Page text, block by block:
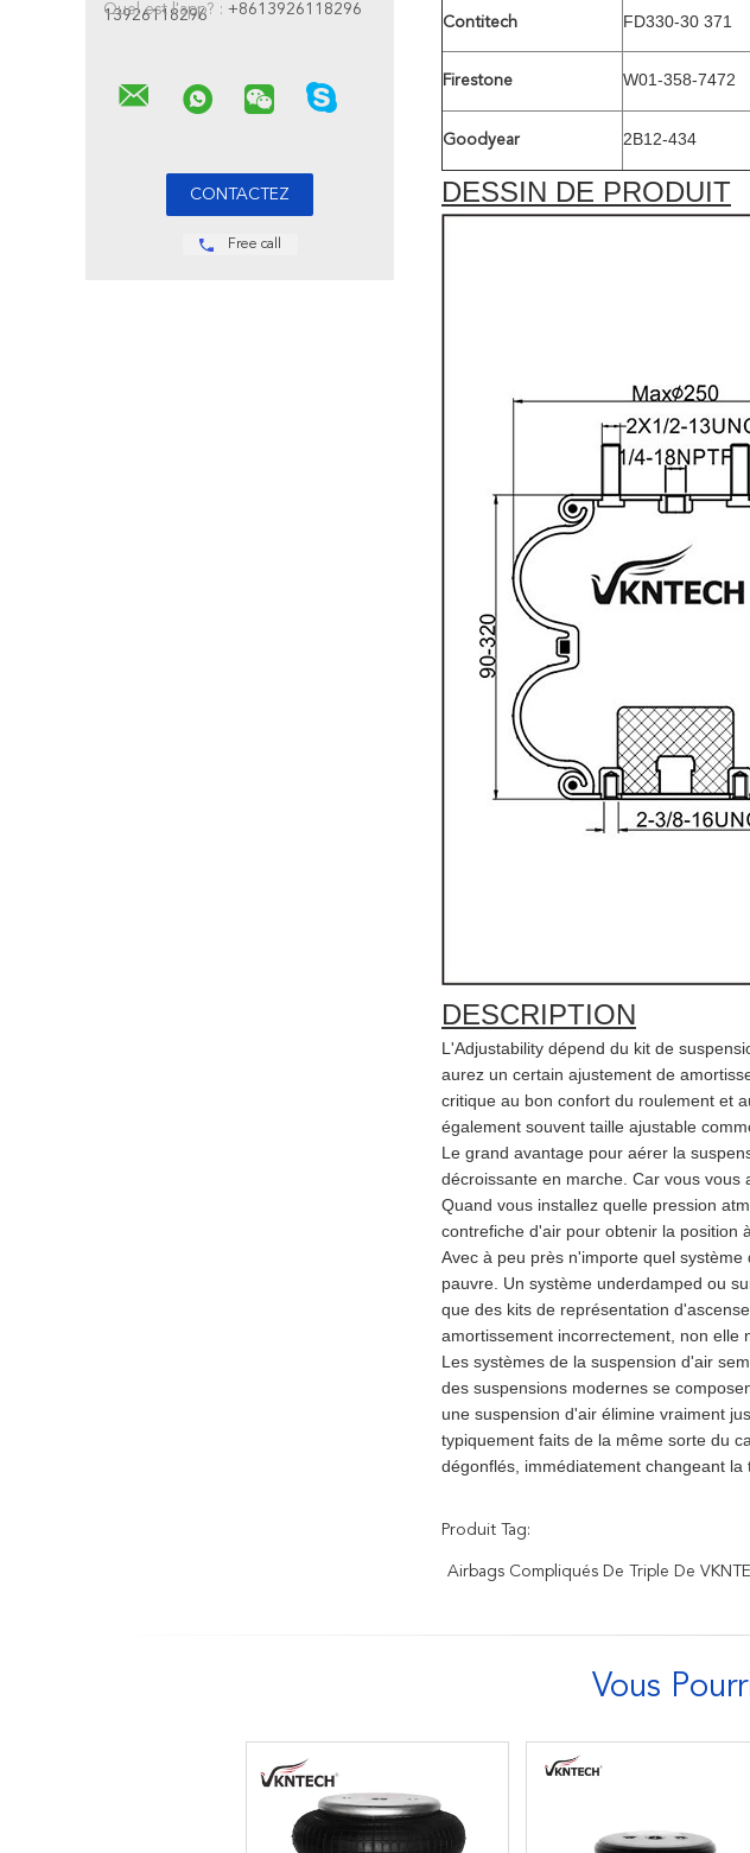
13926118296
Quel est l'app? : +8613926118296
Free call
Contitech FD330-30 371
Firestone W01-358-7472
Goodyear 2B12-434
DESSIN DE PRODUIT
DESCRIPTION
L'Adjustability dépend du kit de
aurez un certain ajustement de
critique au bon confort du roulement et
également souvent taille ajustable
Le grand avantage pour aérer la
décroissante en marche. Car vous vous
Quand vous installez quelle pression
contrefiche d'air pour obtenir la position
Avec à peu près n'importe quel
pauvre. Un système underdamped ou
que des kits de représentation
amortissement incorrectement, non elle
Les systèmes de la suspension d'air
des suspensions modernes se
une suspension d'air élimine vraiment
typiquement faits de la même sorte du
dégonflés, immédiatement changeant
Produit Tag:
Airbags Compliqués De Triple De
Vous